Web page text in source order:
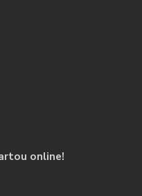
online!